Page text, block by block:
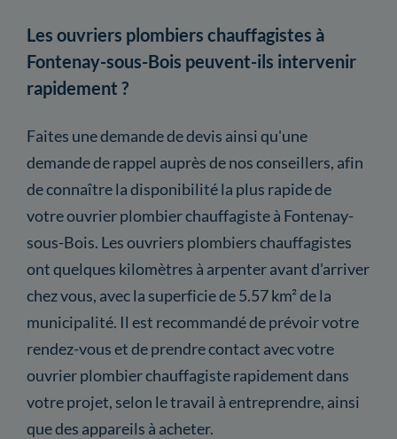
Les ouvriers plombiers chauffagistes à
Fontenay-sous-Bois peuvent-ils intervenir
rapidement ?
Faites une demande de devis ainsi qu'une
demande de rappel auprès de nos conseillers, afin
de connaître la disponibilité la plus rapide de
votre ouvrier plombier chauffagiste à Fontenay-
sous-Bois. Les ouvriers plombiers chauffagistes
ont quelques kilomètres à arpenter avant d'arriver
chez vous, avec la superficie de 5.57 km² de la
municipalité. Il est recommandé de prévoir votre
rendez-vous et de prendre contact avec votre
ouvrier plombier chauffagiste rapidement dans
votre projet, selon le travail à entreprendre, ainsi
que des appareils à acheter.